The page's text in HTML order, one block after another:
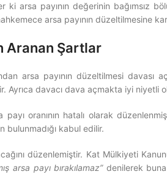
arsa payının değerinin bağımsız
arsa payının düzeltilmesine
Aranan Şartlar
arsa payının düzeltilmesi davası
davacı dava açmakta iyi niyetli
oranının hatalı olarak
bulunmadığı kabul edilir.
düzenlemiştir. Kat Mülkiyeti
arsa payı bırakılamaz”denilerek buna